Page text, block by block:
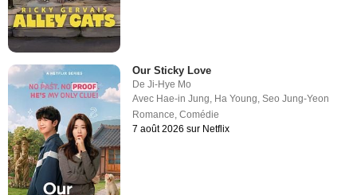
Our Sticky Love
DeJi-Hye Mo
Avec Hae-in Jung, Ha Young,Seo Jung-Yeon
Romance,Comédie
7 août 2026 sur Netflix